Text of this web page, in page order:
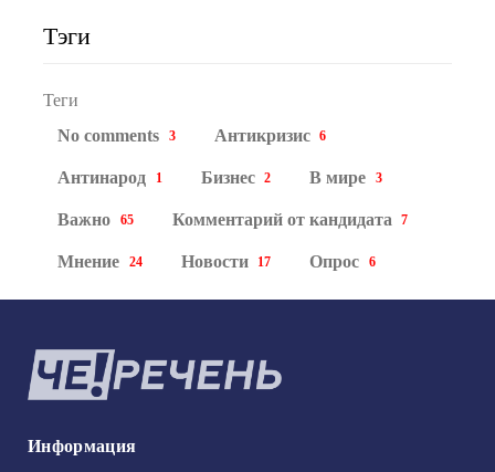
Тэги
Теги
No comments
3 Антикризис 6
Антинарод 1 Бизнес 2 В мире 3
Важно 65 Комментарий от кандидата 7
Мнение 24 Новости 17 Опрос 6
Информация